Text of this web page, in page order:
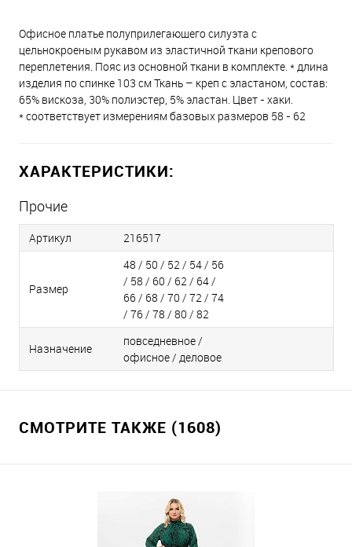
Офисное платье полуприлегающего силуэта с
цельнокроеным рукавом из эластичной ткани крепового
переплетения. Пояс из основной ткани в комплекте. * длина
изделия по спинке 103 см Ткань – креп с эластаном, состав:
65% вискоза, 30% полиэстер, 5% эластан. Цвет - хаки.
* соответствует измерениям базовых размеров 58 - 62
ХАРАКТЕРИСТИКИ:
Прочие
Артикул 216517
Размер
48 / 50 / 52 / 54 / 56
/ 58 / 60 / 62 / 64 /
66 / 68 / 70 / 72 / 74
/ 76 / 78 / 80 / 82
Назначение
повседневное /
офисное / деловое
СМОТРИТЕ ТАКЖЕ (1608)